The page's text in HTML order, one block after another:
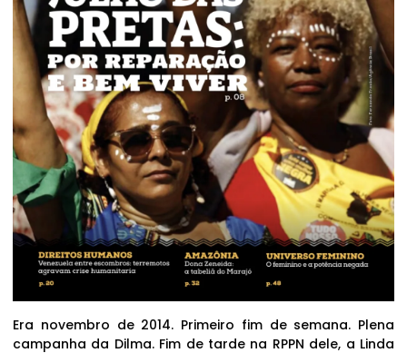
Era novembro de 2014. Primeiro fim de semana. Plena
campanha da Dilma. Fim de tarde na RPPN dele, a Linda